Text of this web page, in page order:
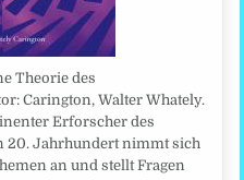
Theorie des
Carington, Walter Whately.
Erforscher des
20. Jahrhundert nimmt sich
an und stellt Fragen